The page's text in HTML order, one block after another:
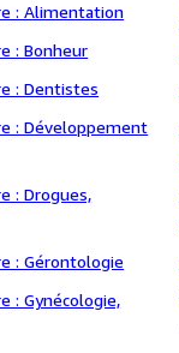
: Alimentation
: Bonheur
: Dentistes
: Développement
: Drogues,
: Gérontologie
: Gynécologie,